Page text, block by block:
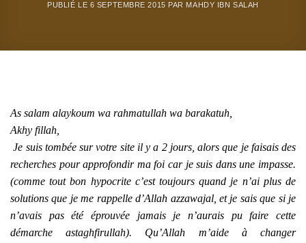
PUBLIÉ LE 6 SEPTEMBRE 2015 PAR MAHDY IBN SALAH
As salam alaykoum wa rahmatullah wa barakatuh,
Akhy fillah,
Je suis tombée sur votre site il y a 2 jours, alors que je faisais des
recherches pour approfondir ma foi car je suis dans une impasse.
(comme tout bon hypocrite c’est toujours quand je n’ai plus de
solutions que je me rappelle d’Allah azzawajal, et je sais que si je
n’avais pas été éprouvée jamais je n’aurais pu faire cette
démarche astaghfirullah). Qu’Allah m’aide à changer